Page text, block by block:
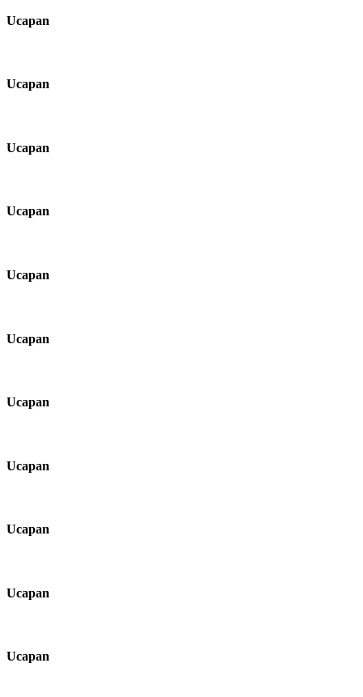
Ucapan
Ucapan
Ucapan
Ucapan
Ucapan
Ucapan
Ucapan
Ucapan
Ucapan
Ucapan
Ucapan